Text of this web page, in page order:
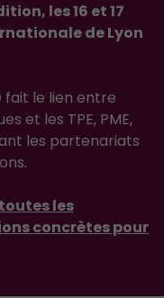
les 16 et 17
de Lyon
fait le lien entre
et les TPE, PME,
les partenariats
les
concrètes pour